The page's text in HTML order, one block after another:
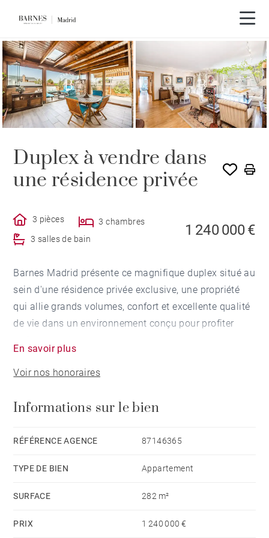
Visite vidéo
Duplex à vendre dans
une résidence privée
3 pièces
3 chambres
3 salles de bain
1 240 000 €
Barnes Madrid présente ce magnifique duplex situé au
sein d'une résidence privée exclusive, une propriété
qui allie grands volumes, confort et excellente qualité
de vie dans un environnement conçu pour profiter
Avec 212 m² habitables et plus de 70 m² de terrasses
fonctionnelle et ses généreux volumes. Il est idéal
renoncer à l'intimité ni au confort.
Le logement est réparti sur deux niveaux, offrant une
séparation claire entre les espaces de réception et
chaque étage, apportant une grande flexibilité pour
En savoir plus
Voir nos honoraires
Informations sur le bien
RÉFÉRENCE AGENCE 87146365
TYPE DE BIEN Appartement
SURFACE 282 m²
PRIX 1 240 000 €